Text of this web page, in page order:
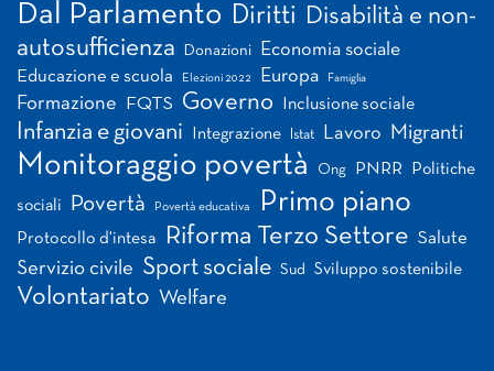
Dal Parlamento Diritti Disabilità e non-
autosufficienza
Donazioni Economia sociale
Educazione e scuola Elezioni 2022 Europa Famiglia
Formazione FQTS Governo Inclusione sociale
Infanzia e giovani Integrazione Istat Lavoro Migranti
Monitoraggio povertà Ong PNRR Politiche
sociali Povertà Povertà educativa Primo piano
Protocollo d'intesa Riforma Terzo Settore Salute
Servizio civile Sport sociale Sud Sviluppo sostenibile
Volontariato Welfare